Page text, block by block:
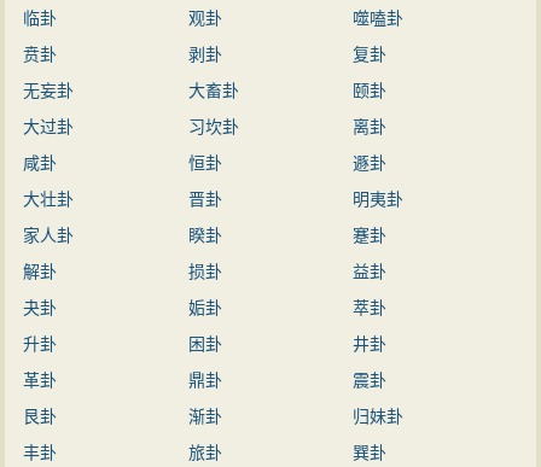
临卦
观卦
噬嗑卦
贲卦
剥卦
复卦
无妄卦
大畜卦
颐卦
大过卦
习坎卦
离卦
咸卦
恒卦
遯卦
大壮卦
晋卦
明夷卦
家人卦
睽卦
蹇卦
解卦
损卦
益卦
夬卦
姤卦
萃卦
升卦
困卦
井卦
革卦
鼎卦
震卦
艮卦
渐卦
归妹卦
丰卦
旅卦
巽卦